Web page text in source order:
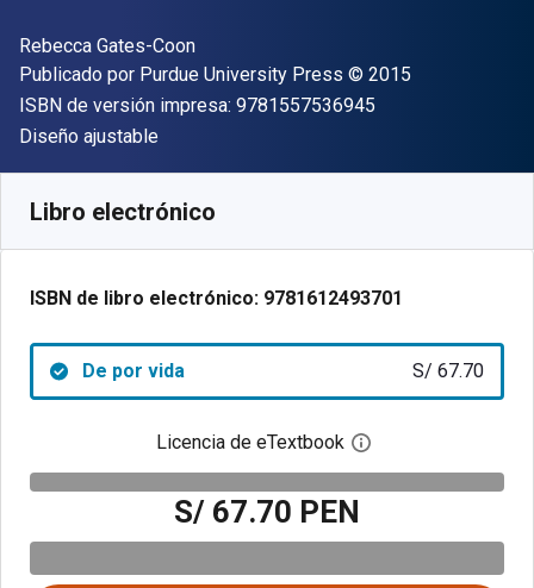
Autor(es)
Rebecca Gates-Coon
Editor
Publicado por Purdue University Press Copyright
© 2015
ISBN de versión impresa: 9781557536945
Formato
Diseño ajustable
Libro electrónico
ISBN de libro electrónico: 9781612493701
De por vida S/ 67.70
Licencia de eTextbook Abre el cuadro de
S/ 67.70 PEN